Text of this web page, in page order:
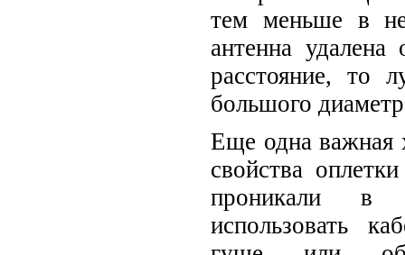
тем меньше в
антенна
расстояние, то
большого
Еще одна важная
свойства
проникали в
использовать